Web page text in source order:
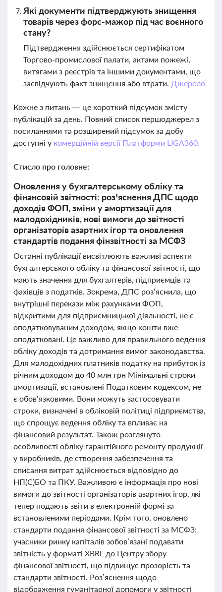
Які документи підтверджують знищення
товарів через форс-мажор під час воєнного
стану?
Підтвердження здійснюється сертифікатом
Торгово-промислової палати, актами пожежі,
витягами з реєстрів та іншими документами, що
засвідчують факт знищення або втрати. Джерело
Кожне з питань — це короткий підсумок змісту
публікацій за день. Повний список першоджерел з
посиланнями та розширений підсумок за добу
доступні у комерційній версії Платформи LIGA360.
Стисло про головне:
Оновлення у бухгалтерському обліку та
фінансовій звітності: роз’яснення ДПС щодо
доходів ФОП, зміни у амортизації для
малодохідників, нові вимоги до звітності
організаторів азартних ігор та оновлення
стандартів подання фінзвітності за МСФЗ
Останні публікації висвітлюють важливі аспекти
бухгалтерського обліку та фінансової звітності, що
мають значення для бухгалтерів, підприємців та
фахівців з податків. Зокрема, ДПС роз’яснила, що
внутрішні перекази між рахунками ФОП,
відкритими для підприємницької діяльності, не є
оподатковуваним доходом, якщо кошти вже
оподатковані. Це важливо для правильного ведення
обліку доходів та дотримання вимог законодавства.
Для малодохідних платників податку на прибуток із
річним доходом до 40 млн грн Мінімальні строки
амортизації, встановлені Податковим кодексом, не
є обов’язковими. Вони можуть застосовувати
строки, визначені в обліковій політиці підприємства,
що спрощує ведення обліку та впливає на
фінансовий результат. Також розглянуто
особливості обліку гарантійного ремонту продукції
у виробників, де створення забезпечення та
списання витрат здійснюється відповідно до
НП(С)БО та ПКУ. Важливою є інформація про нові
вимоги до звітності організаторів азартних ігор, які
тепер подають звіти в електронній формі за
встановленими періодами. Крім того, оновлено
стандарти подання фінансової звітності за МСФЗ:
учасники ринку капіталів зобов’язані подавати
звітність у форматі XBRL до Центру збору
фінансової звітності, що підвищує прозорість та
стандарти звітності. Роз’яснення щодо
відображення гуманітарної допомоги у звітності